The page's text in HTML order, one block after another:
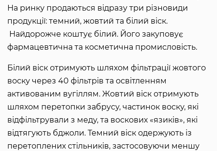
На ринку продаються відразу три різновиди
продукції: темний, жовтий та білий віск.
Найдорожче коштує білий. Його закуповує
фармацевтична та косметична промисловість.
Білий віск отримують шляхом фільтрації жовтого
воску через 40 фільтрів та освітленням
активованим вугіллям. Жовтий віск отримують
шляхом перетопки забрусу, частинок воску, які
відфільтрували з меду, та воскових «язиків», які
відтягують бджоли. Темний віск одержують із
перетоплених стільників, застосовуючи меншу